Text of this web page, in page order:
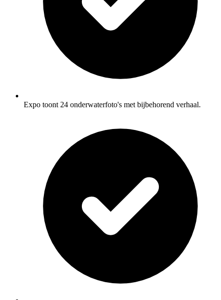
Expo toont 24 onderwaterfoto's met bijbehorend verhaal.